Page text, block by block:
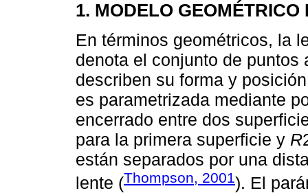
1. MODELO GEOMÉTRICO
En términos geométricos, la
denota el conjunto de
describen su forma y
es parametrizada mediante
encerrado entre dos
para la primera superficie y R
están separados por una
lente (Thompson, 2001). El